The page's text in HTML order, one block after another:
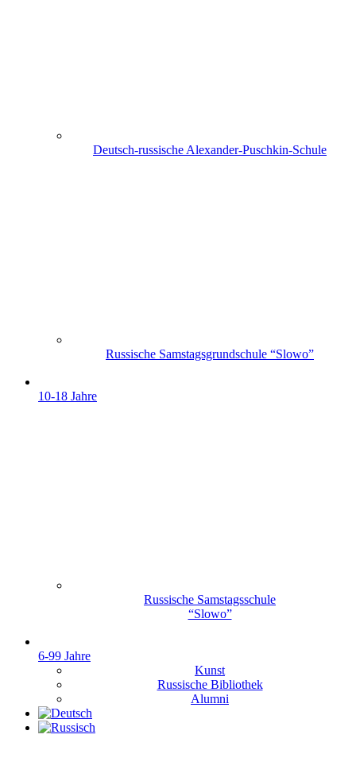
Deutsch-russische Alexander-Puschkin-Schule
Russische Samstagsgrundschule “Slowo”
10-18 Jahre
Russische Samstagsschule
“Slowo”
6-99 Jahre
Kunst
Russische Bibliothek
Alumni